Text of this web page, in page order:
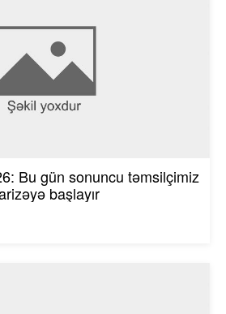
Bu gün sonuncu təmsilçimiz
başlayır